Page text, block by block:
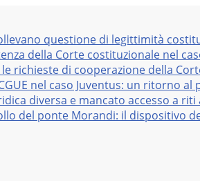
questione di legittimità
della Corte costituzionale nel
le richieste di cooperazione della
nel caso Juventus: un ritorno
diversa e mancato accesso a
del ponte Morandi: il dispositivo